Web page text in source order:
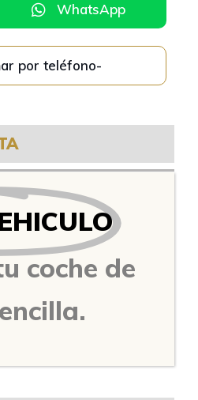
WhatsApp
-Llamar por teléfono-
coche de